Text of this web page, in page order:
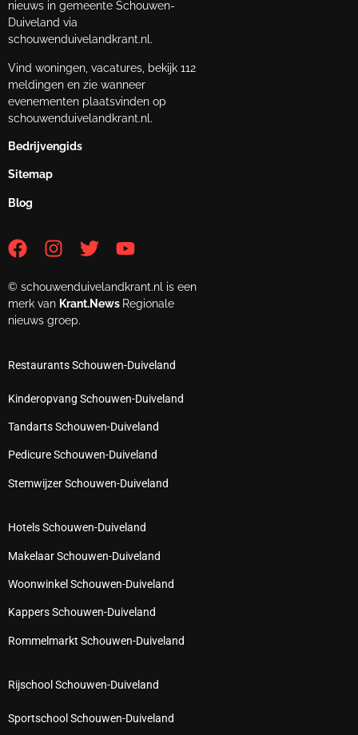
nieuws in gemeente Schouwen-
Duiveland via
schouwenduivelandkrant.nl.
Vind woningen, vacatures, bekijk 112
meldingen en zie wanneer
evenementen plaatsvinden op
schouwenduivelandkrant.nl.
Bedrijvengids
Sitemap
Blog
© schouwenduivelandkrant.nl is een
merk van Krant.News Regionale
nieuws groep.
Restaurants Schouwen-Duiveland
Kinderopvang Schouwen-Duiveland
Tandarts Schouwen-Duiveland
Pedicure Schouwen-Duiveland
Stemwijzer Schouwen-Duiveland
Hotels Schouwen-Duiveland
Makelaar Schouwen-Duiveland
Woonwinkel Schouwen-Duiveland
Kappers Schouwen-Duiveland
Rommelmarkt Schouwen-Duiveland
Rijschool Schouwen-Duiveland
Sportschool Schouwen-Duiveland